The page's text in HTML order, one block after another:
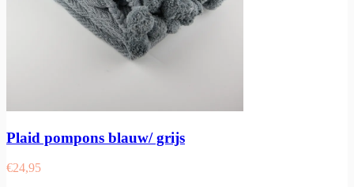
Plaid pompons blauw/ grijs
€24,95